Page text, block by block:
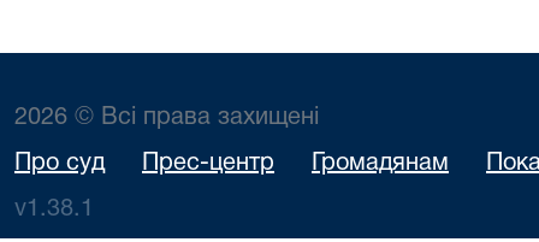
2026 © Всі права захищені
Про суд Прес-центр Громадянам
v1.38.1